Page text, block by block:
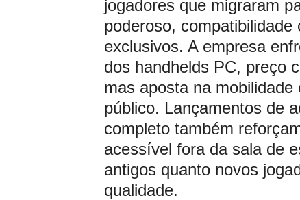
jogadores que migraram
poderoso,
exclusivos. A empresa
dos handhelds PC, preço
mas aposta na
público. Lançamentos de
completo também
acessível fora da sala de
antigos quanto novos
qualidade.